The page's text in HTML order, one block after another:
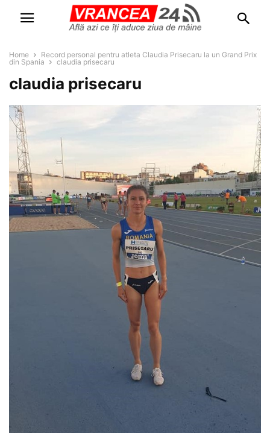
Home
Record personal pentru atleta Claudia Prisecaru la un Grand Prix
din Spania
claudia prisecaru
claudia prisecaru